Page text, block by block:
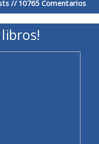
//10765 Comentarios
libros!